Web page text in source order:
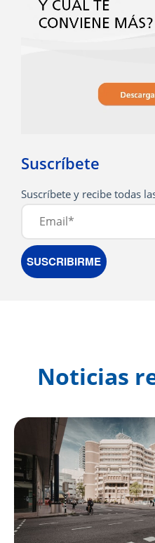
Suscríbete
Noticias